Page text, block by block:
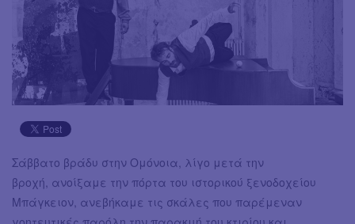
Σάββατο βράδυ στην Ομόνοια, λίγο μετά την
βροχή, ανοίξαμε την πόρτα του ιστορικού ξενοδοχείου
Μπάγκειον, ανεβήκαμε τις σκάλες που παρέμεναν